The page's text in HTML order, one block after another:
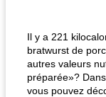
Il y a 221
bratwurst de
autres valeurs
préparée»?
vous pouvez